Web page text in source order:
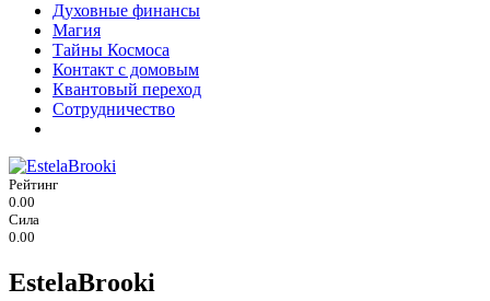
Духовные финансы
Магия
Тайны Космоса
Контакт с домовым
Квантовый переход
Сотрудничество
Рейтинг
0.00
Сила
0.00
EstelaBrooki